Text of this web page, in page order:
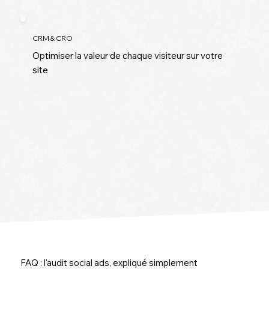
CRM & CRO
Optimiser la valeur de chaque visiteur sur votre
site
FAQ : l'audit social ads, expliqué simplement
FAQ : l'audit social ads, expliqué simplement